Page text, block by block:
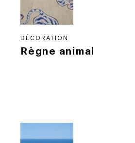
DÉCORATION
Règne animal